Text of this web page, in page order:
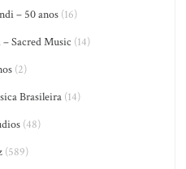
– 50 anos(16)
Sacred Music (14)
(2)
Brasileira(14)
(48)
(589)